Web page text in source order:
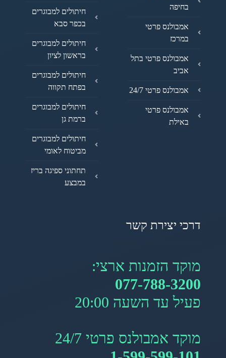
בחיפה
אמבולנס פרטי
במרכז
אמבולנס פרטי בתל
אביב
אמבולנס פרטי 24/7
אמבולנס פרטי
באילת
חיתולים למבוגרים
בכפר סבא
חיתולים למבוגרים
בראשון לציון
חיתולים למבוגרים
בפתח תקווה
חיתולים למבוגרים
ברמת גן
חיתולים למבוגרים
מביטוח לאומי
תחתוני ספיגה בריז
במבצע
דרכי יצירת קשר
מוקד הזמנות ארצי:
077-788-3200
פעיל עד השעה 20:00
מוקד אמבולנס פרטי 24/7